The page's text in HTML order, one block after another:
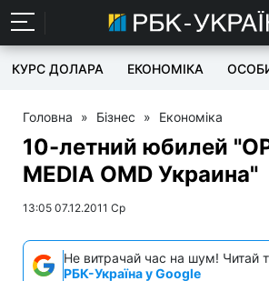
КУРС ДОЛАРА ЕКОНОМІКА
Головна » Бізнес » Економіка
10-летний юбилей
MEDIA OMD Украина"
13:05 07.12.2011 Ср
Не витрачай час на шум! Читай
РБК-Україна у Google